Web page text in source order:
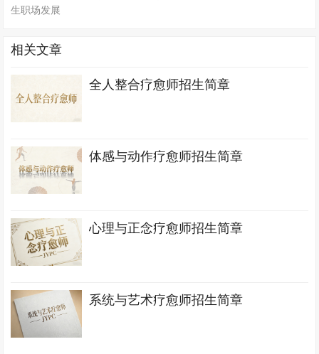
生职场发展
相关文章
全人整合疗愈师招生简章
体感与动作疗愈师招生简章
心理与正念疗愈师招生简章
系统与艺术疗愈师招生简章